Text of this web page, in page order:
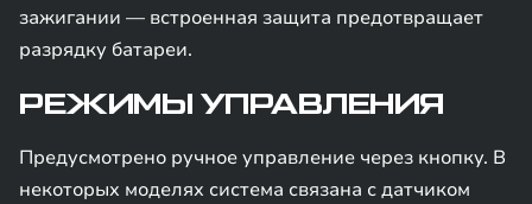
зажигании — встроенная защита предотвращает
разрядку батареи.
РЕЖИМЫ УПРАВЛЕНИЯ
Предусмотрено ручное управление через кнопку. В
некоторых моделях система связана с датчиком